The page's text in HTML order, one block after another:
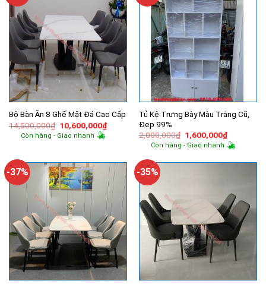
Bộ Bàn Ăn 8 Ghế Mặt Đá Cao Cấp
14,500,000₫ Giá
gốc
là:
10,600,000₫Giá
hiện
Còn hàng - Giao nhanh
Tủ Kệ Trưng Bày Màu Trắng Cũ,
Đẹp 99%
2,000,000₫ Giá
gốc
là:
1,600,000₫Giá
hiện
tại
Còn hàng - Giao nhanh
-37% -35%